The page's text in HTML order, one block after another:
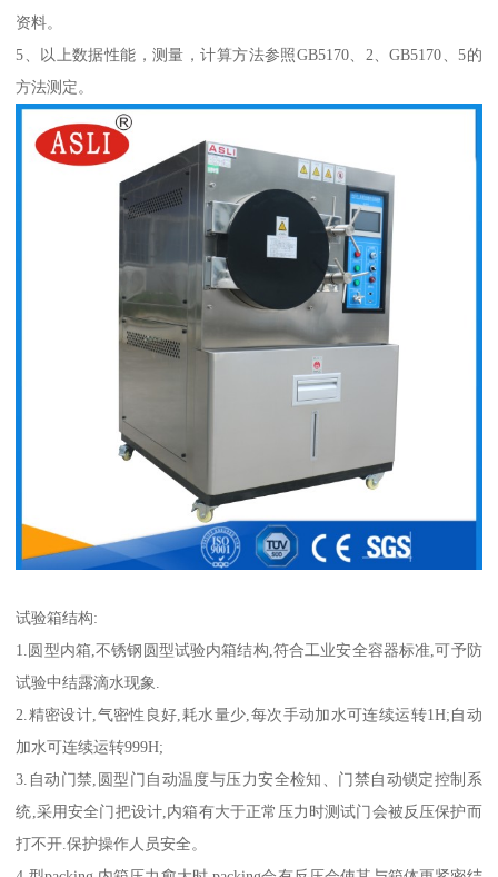
资料。
5、以上数据性能，测量，计算方法参照GB5170、2、GB5170、5的
方法测定。
试验箱结构:
1.圆型内箱,不锈钢圆型试验内箱结构,符合工业安全容器标准,可予防
试验中结露滴水现象.
2.精密设计,气密性良好,耗水量少,每次手动加水可连续运转1H;自动
加水可连续运转999H;
3.自动门禁,圆型门自动温度与压力安全检知、门禁自动锁定控制系
统,采用安全门把设计,内箱有大于正常压力时测试门会被反压保护而
打不开.保护操作人员安全。